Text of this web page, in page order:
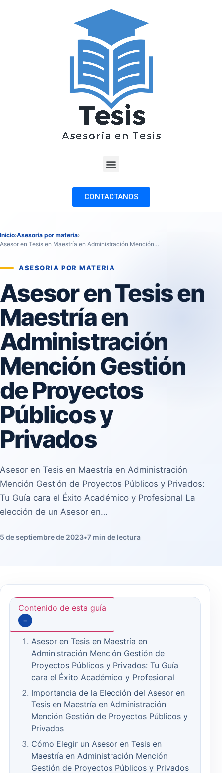
CONTACTANOS
Inicio›Asesoria por materia›
Asesor en Tesis en Maestría en Administración Mención…
ASESORIA POR MATERIA
Asesor en Tesis en
Maestría en
Administración
Mención Gestión
de Proyectos
Públicos y
Privados
Asesor en Tesis en Maestría en Administración
Mención Gestión de Proyectos Públicos y Privados:
Tu Guía cara el Éxito Académico y Profesional La
elección de un Asesor en…
5 de septiembre de 2023•7 min de lectura
Contenido de esta guía
−
Asesor en Tesis en Maestría en
Administración Mención Gestión de
Proyectos Públicos y Privados: Tu Guía
cara el Éxito Académico y Profesional
Importancia de la Elección del Asesor en
Tesis en Maestría en Administración
Mención Gestión de Proyectos Públicos y
Privados
Cómo Elegir un Asesor en Tesis en
Maestría en Administración Mención
Gestión de Proyectos Públicos y Privados